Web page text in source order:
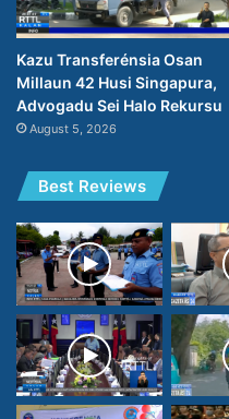
Kazu Transferénsia Osan
Millaun 42 Husi Singapura,
Advogadu Sei Halo Rekursu
August 5, 2026
Best Reviews